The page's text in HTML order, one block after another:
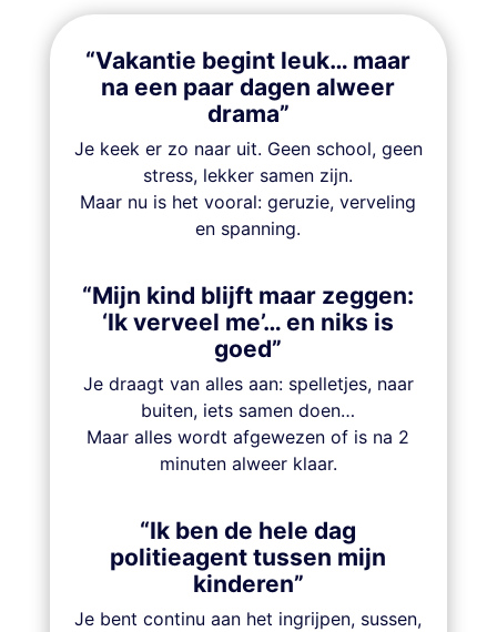
“Vakantie begint leuk… maar
na een paar dagen alweer
drama”
Je keek er zo naar uit. Geen school, geen
stress, lekker samen zijn.
Maar nu is het vooral: geruzie, verveling
en spanning.
“Mijn kind blijft maar zeggen:
‘Ik verveel me’… en niks is
goed”
Je draagt van alles aan: spelletjes, naar
buiten, iets samen doen…
Maar alles wordt afgewezen of is na 2
minuten alweer klaar.
“Ik ben de hele dag
politieagent tussen mijn
kinderen”
Je bent continu aan het ingrijpen, sussen,